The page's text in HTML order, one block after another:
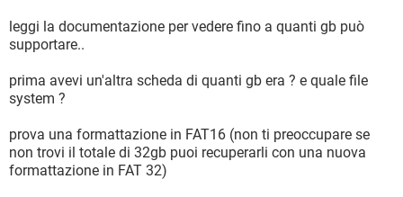
leggi la documentazione per vedere fino a quanti gb può
supportare..
prima avevi un'altra scheda di quanti gb era ? e quale file
system ?
prova una formattazione in FAT16 (non ti preoccupare se
non trovi il totale di 32gb puoi recuperarli con una nuova
formattazione in FAT 32)